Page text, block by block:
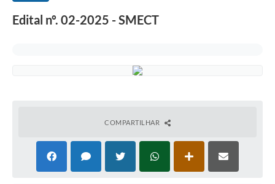
Mais
Edital nº. 02-2025 - SMECT
COMPARTILHAR